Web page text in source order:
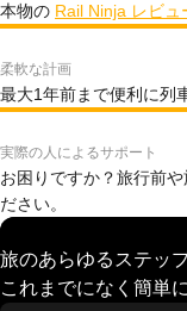
本物の Rail Ninja レビュ
柔軟な計画
最大1年前まで便利に列
実際の人によるサポート
お困りですか？旅行前
ださい。
旅のあらゆるステッ
これまでになく簡単に